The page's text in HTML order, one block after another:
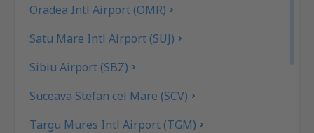
Oradea Intl Airport (OMR)
Satu Mare Intl Airport (SUJ)
Sibiu Airport (SBZ)
Suceava Stefan cel Mare (SCV)
Targu Mures Intl Airport (TGM)